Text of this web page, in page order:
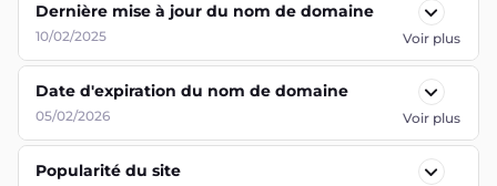
Dernière mise à jour du nom de domaine
10/02/2025 Voir plus
Date d'expiration du nom de domaine
05/02/2026 Voir plus
Popularité du site